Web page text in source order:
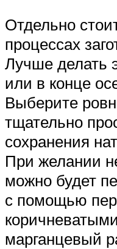
Отдельно
процессах
Лучше делать
или в конце
Выберите
тщательно
сохранения
При желании
можно будет
с помощью
марганцевый